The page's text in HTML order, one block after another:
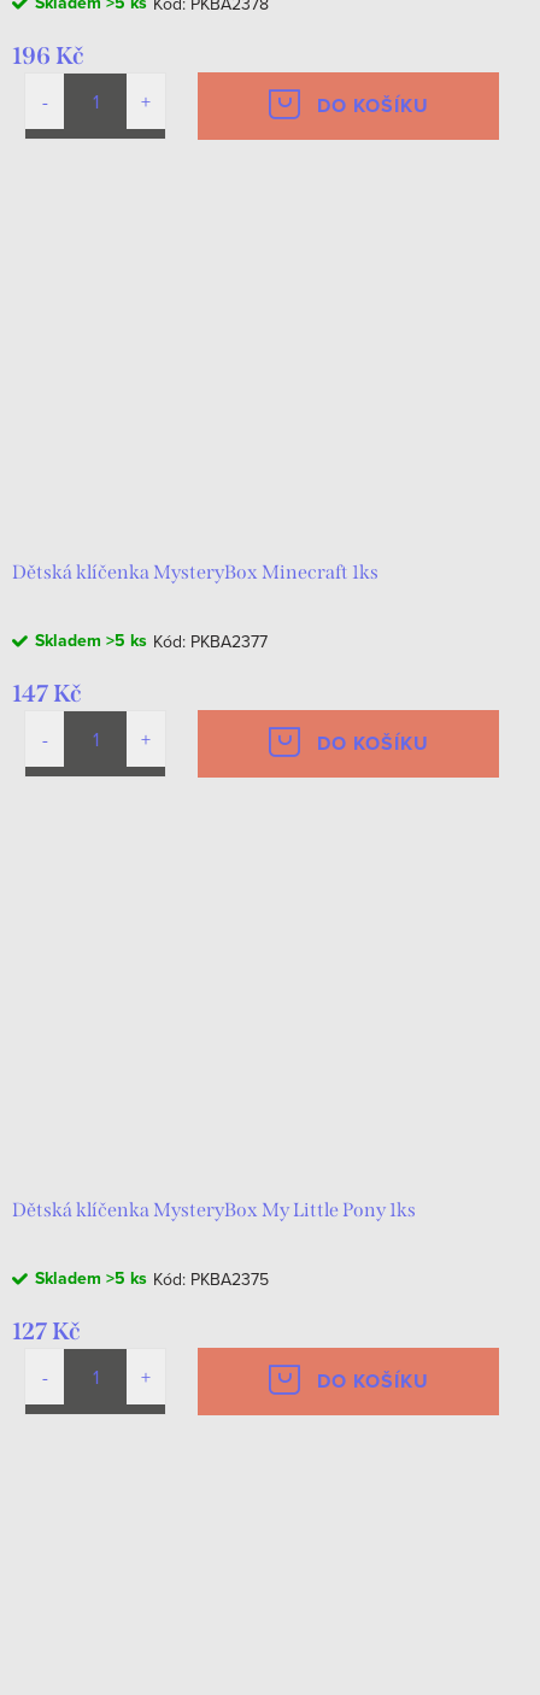
196 Kč
DO KOŠÍKU
Dětská klíčenka MysteryBox Minecraft 1ks
Skladem >5 ks Kód: PKBA2377
147 Kč
DO KOŠÍKU
Dětská klíčenka MysteryBox My Little Pony 1ks
Skladem >5 ks Kód: PKBA2375
127 Kč
DO KOŠÍKU